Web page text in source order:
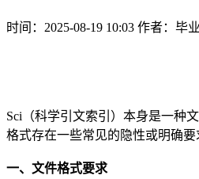
时间：2025-08-19 10:03 作者：毕
Sci（科学引文索引）本身是一种
格式存在一些常见的隐性或明确要
一、文件格式要求